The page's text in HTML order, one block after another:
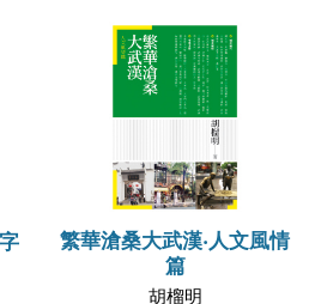
繁華滄桑大武漢‧人文風情
篇
胡榴明